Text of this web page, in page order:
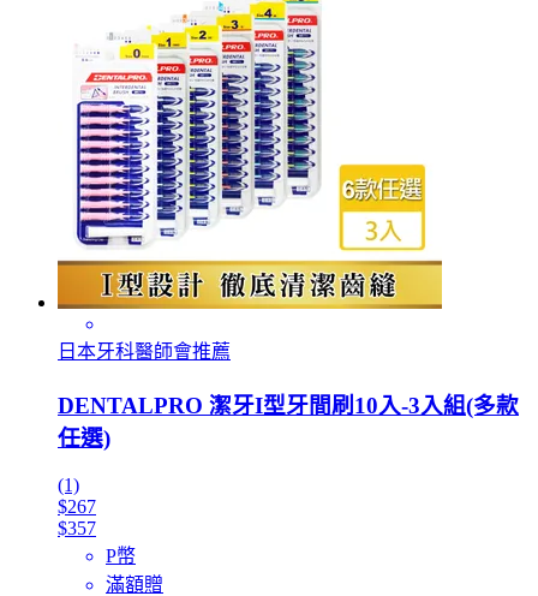
日本牙科醫師會推薦
DENTALPRO 潔牙I型牙間刷10入-3入組(多款
任選)
(1)
$267
$357
P幣
滿額贈